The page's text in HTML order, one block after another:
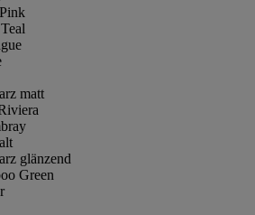
matt
glänzend
Green